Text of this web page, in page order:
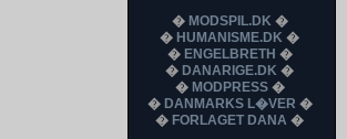
� MODSPIL.DK �
� HUMANISME.DK �
� ENGELBRETH �
� DANARIGE.DK �
� MODPRESS�
� DANMARKS L�VER �
� FORLAGET DANA �